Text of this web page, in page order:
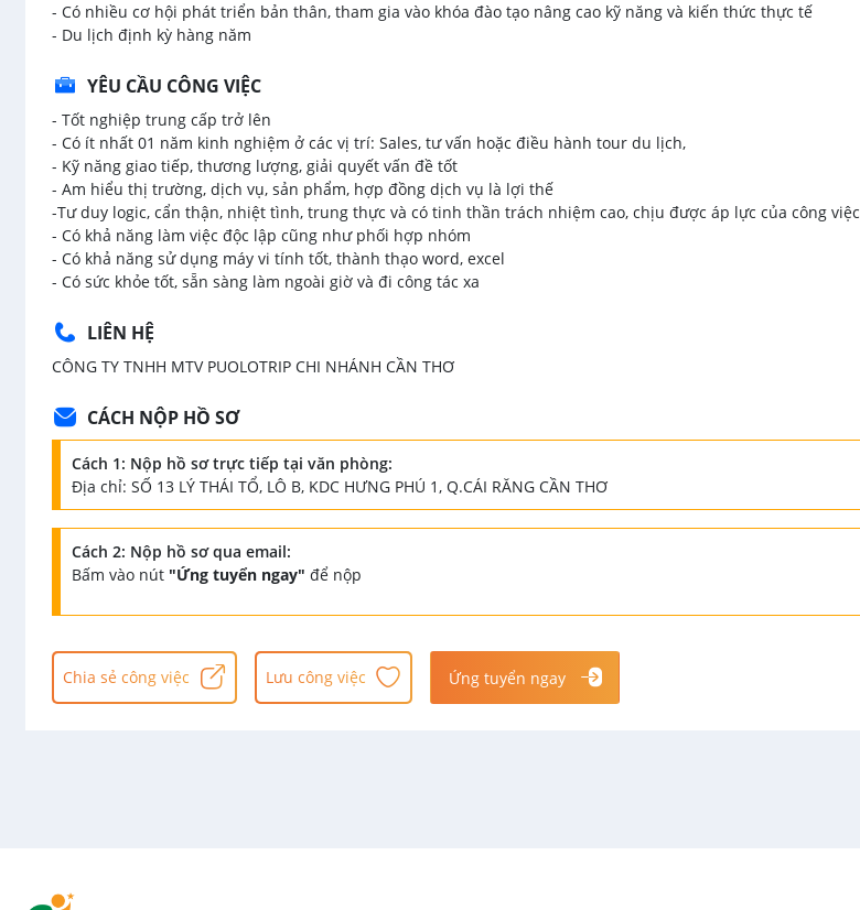
- Có nhiều cơ hội phát triển bản thân, tham gia vào khóa đào tạo nâng cao kỹ năng và kiến thức thực tế
- Du lịch định kỳ hàng năm
YÊU CẦU CÔNG VIỆC
- Tốt nghiệp trung cấp trở lên
- Có ít nhất 01 năm kinh nghiệm ở các vị trí: Sales, tư vấn hoặc điều hành tour du lịch,
- Kỹ năng giao tiếp, thương lượng, giải quyết vấn đề tốt
- Am hiểu thị trường, dịch vụ, sản phẩm, hợp đồng dịch vụ là lợi thế
-Tư duy logic, cẩn thận, nhiệt tình, trung thực và có tinh thần trách nhiệm cao, chịu được áp lực của công việc
- Có khả năng làm việc độc lập cũng như phối hợp nhóm
- Có khả năng sử dụng máy vi tính tốt, thành thạo word, excel
- Có sức khỏe tốt, sẵn sàng làm ngoài giờ và đi công tác xa
LIÊN HỆ
CÔNG TY TNHH MTV PUOLOTRIP CHI NHÁNH CẦN THƠ
CÁCH NỘP HỒ SƠ
Cách 1: Nộp hồ sơ trực tiếp tại văn phòng:
Địa chỉ: SỐ 13 LÝ THÁI TỔ, LÔ B, KDC HƯNG PHÚ 1, Q.CÁI RĂNG CẦN THƠ
Cách 2: Nộp hồ sơ qua email:
Bấm vào nút "Ứng tuyển ngay" để nộp
Chia sẻ công việc Lưu công việc Ứng tuyển ngay